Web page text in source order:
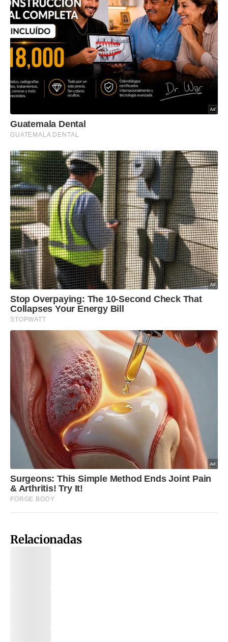
Relacionadas